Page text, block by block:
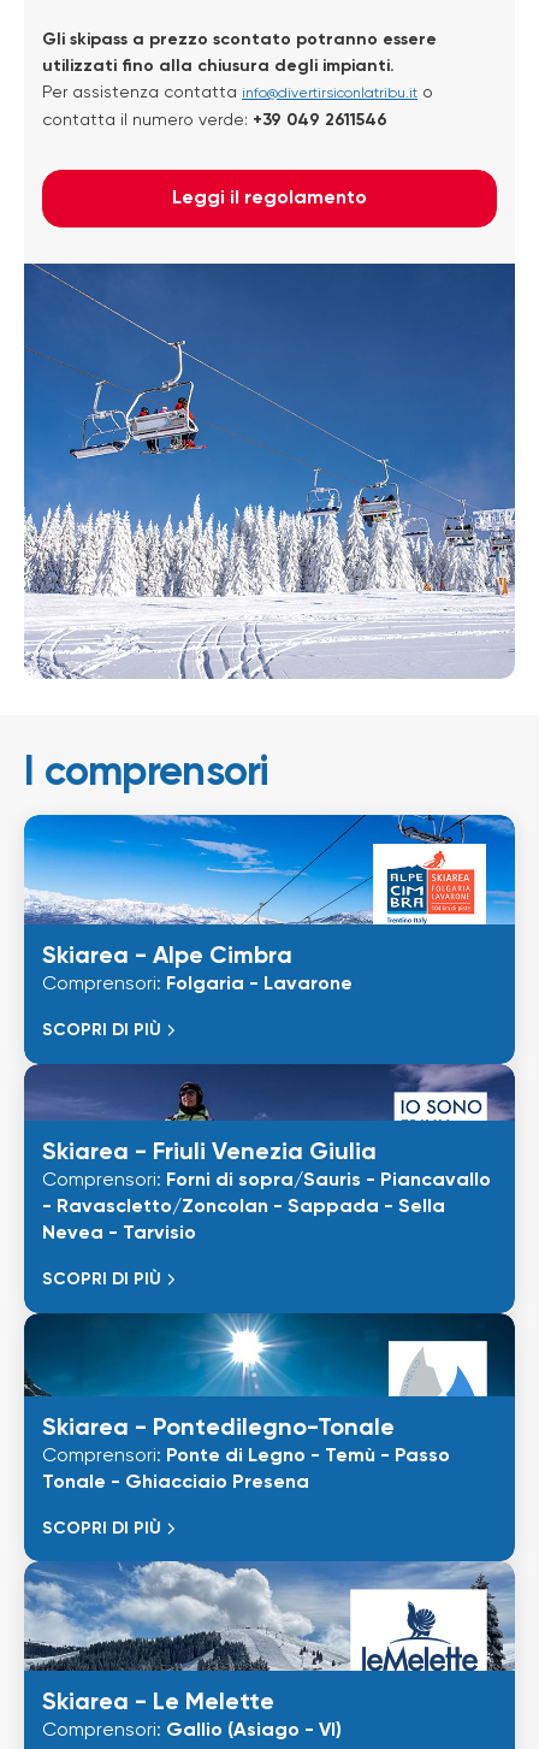
Gli skipass a prezzo scontato potranno essere
utilizzati fino alla chiusura degli impianti.
Per assistenza contatta info@divertirsiconlatribu.it o
contatta il numero verde: +39 049 2611546
Leggi il regolamento
I comprensori
Skiarea - Alpe Cimbra
Comprensori: Folgaria - Lavarone
SCOPRI DI PIÙ
Skiarea - Friuli Venezia Giulia
Comprensori: Forni di sopra/Sauris - Piancavallo
- Ravascletto/Zoncolan - Sappada - Sella
Nevea - Tarvisio
SCOPRI DI PIÙ
Skiarea - Pontedilegno-Tonale
Comprensori: Ponte di Legno - Temù - Passo
Tonale - Ghiacciaio Presena
SCOPRI DI PIÙ
Skiarea - Le Melette
Comprensori: Gallio (Asiago - VI)